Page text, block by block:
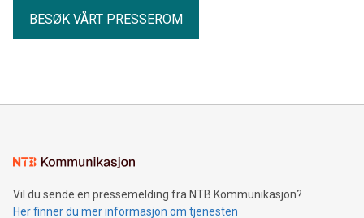
BESØK VÅRT PRESSEROM
Vil du sende en pressemelding fra NTB Kommunikasjon?
Her finner du mer informasjon om tjenesten